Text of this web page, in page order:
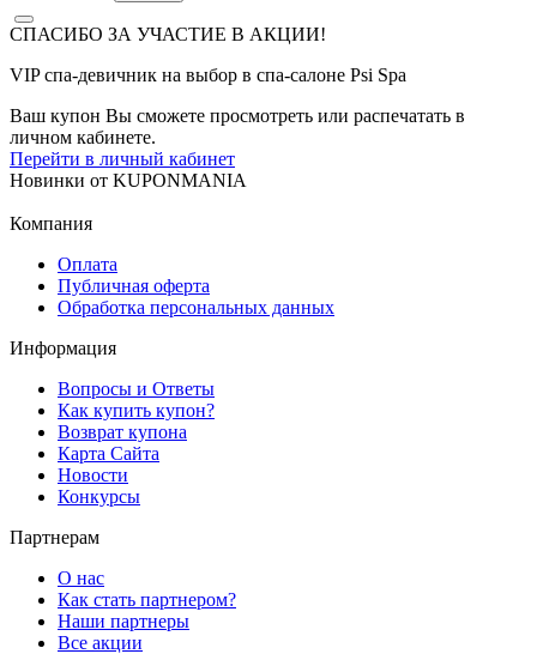
СПАСИБО ЗА УЧАСТИЕ В АКЦИИ!
VIP спа-девичник на выбор в спа-салоне Psi Spa
Ваш купон Вы сможете просмотреть или распечатать в
личном кабинете.
Перейти в личный кабинет
Новинки от KUPONMANIA
Компания
Оплата
Публичная оферта
Обработка персональных данных
Информация
Вопросы и Ответы
Как купить купон?
Возврат купона
Карта Сайта
Новости
Конкурсы
Партнерам
О нас
Как стать партнером?
Наши партнеры
Все акции